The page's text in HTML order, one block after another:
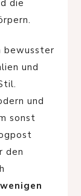
die
bewusster
und
und
sonst
den